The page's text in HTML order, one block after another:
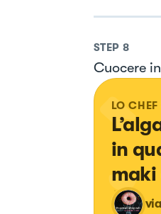
STEP 8
Cuocere
LO
in
maki